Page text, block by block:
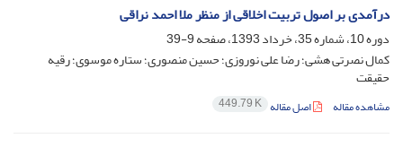
درآمدی بر اصول تربیت اخلاقی از منظر ملا احمد نراقی
دوره 10، شماره 35، خرداد 1393، صفحه
9-39
کمال نصرتی هشی؛ رضا علی نوروزی؛ حسین منصوری؛ ستاره موسوی؛ رقیه
حقیقت
مشاهده مقاله اصل مقاله 449.79 K